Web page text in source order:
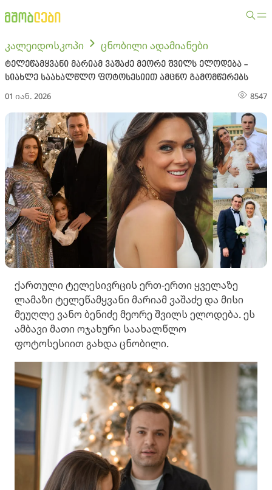
კალეიდოსკოპი ცნობილი ადამიანები
ტელეწამყვანი მარიამ ვაშაძე მეორე შვილს ელოდება -
სიახლე საახალწლო ფოტოსესიით ამცნო გამომწერებს
01 იან. 2026 8547
ქართული ტელესივრცის ერთ-ერთი ყველაზე
ლამაზი ტელეწამყვანი მარიამ ვაშაძე და მისი
მეუღლე ვანო ბენიძე მეორე შვილს ელოდება. ეს
ამბავი მათი ოჯახური საახალწლო
ფოტოსესიით გახდა ცნობილი.